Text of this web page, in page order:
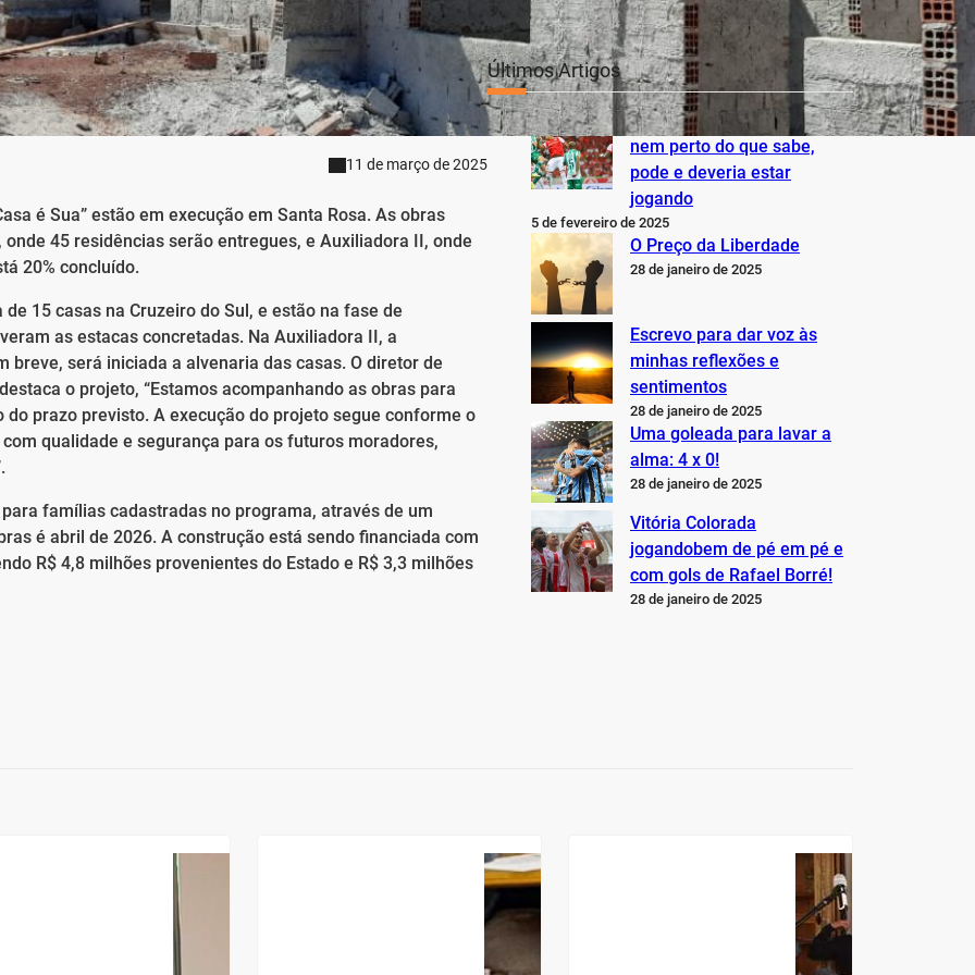
11 de março de 2025
é Sua” estão em execução em Santa Rosa. As obras
45 residências serão entregues, e Auxiliadora II, onde
20% concluído.
15 casas na Cruzeiro do Sul, e estão na fase de
as estacas concretadas. Na Auxiliadora II, a
será iniciada a alvenaria das casas. O diretor de
o projeto, “Estamos acompanhando as obras para
prazo previsto. A execução do projeto segue conforme o
qualidade e segurança para os futuros moradores,
famílias cadastradas no programa, através de um
é abril de 2026. A construção está sendo financiada com
R$ 4,8 milhões provenientes do Estado e R$ 3,3 milhões
Últimos Artigos
O Inter não está jogando
nem perto do que sabe,
pode e deveria estar
jogando
5 de fevereiro de 2025
O Preço da Liberdade
28 de janeiro de 2025
Escrevo para dar voz às
minhas reflexões e
sentimentos
28 de janeiro de 2025
Uma goleada para lavar a
alma: 4 x 0!
28 de janeiro de 2025
Vitória Colorada
jogandobem de pé em pé e
com gols de Rafael Borré!
28 de janeiro de 2025